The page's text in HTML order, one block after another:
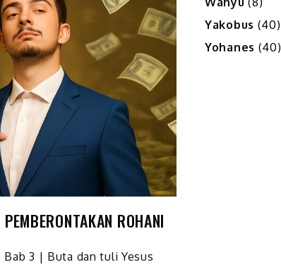
ROHANI
Bab 3 | Buta dan tuli Yesus
Yakobus (40)
Yohanes (40)